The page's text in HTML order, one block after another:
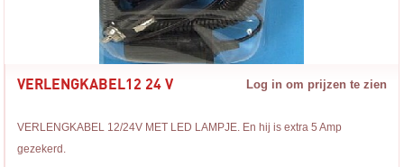
VERLENGKABEL12 24 V Log in om prijzen te zien
VERLENGKABEL 12/24V MET LED LAMPJE. En hij is extra 5 Amp
gezekerd.